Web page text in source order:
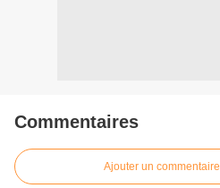
Commentaires
Ajouter un commentaire